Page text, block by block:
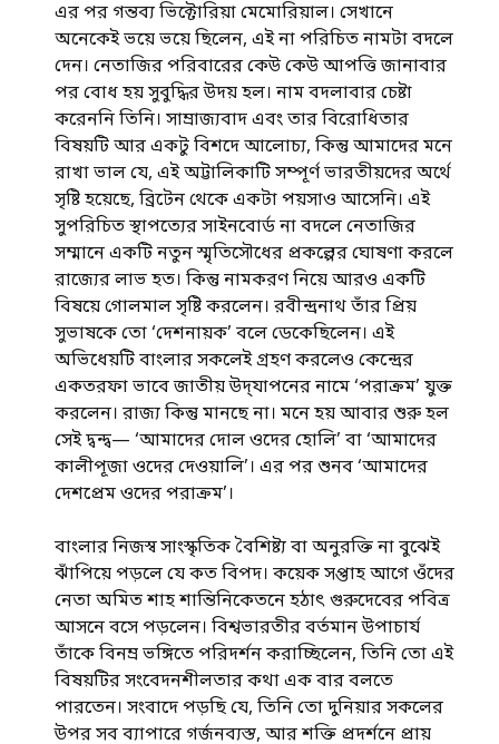
এর পর গন্তব্য ভিক্টোরিয়া মেমোরিয়াল। সেখানে
অনেকেই ভয়ে ভয়ে ছিলেন, এই না পরিচিত নামটা বদলে
দেন। নেতাজির পরিবারের কেউ কেউ আপত্তি জানাবার
পর বোধ হয় সুবুদ্ধির উদয় হল। নাম বদলাবার চেষ্টা
করেননি তিনি। সাম্রাজ্যবাদ এবং তার বিরোধিতার
বিষয়টি আর একটু বিশদে আলোচ্য, কিন্তু আমাদের মনে
রাখা ভাল যে, এই অট্টালিকাটি সম্পূর্ণ ভারতীয়দের অর্থে
সৃষ্টি হয়েছে, ব্রিটেন থেকে একটা পয়সাও আসেনি। এই
সুপরিচিত স্থাপত্যের সাইনবোর্ড না বদলে নেতাজির
সম্মানে একটি নতুন স্মৃতিসৌধের প্রকল্পের ঘোষণা করলে
রাজ্যের লাভ হত। কিন্তু নামকরণ নিয়ে আরও একটি
বিষয়ে গোলমাল সৃষ্টি করলেন। রবীন্দ্রনাথ তাঁর প্রিয়
সুভাষকে তো ‘দেশনায়ক’ বলে ডেকেছিলেন। এই
অভিধেয়টি বাংলার সকলেই গ্রহণ করলেও কেন্দ্রের
একতরফা ভাবে জাতীয় উদ্‌যাপনের নামে ‘পরাক্রম’ যুক্ত
করলেন। রাজ্য কিন্তু মানছে না। মনে হয় আবার শুরু হল
সেই দ্বন্দ্ব— ‘আমাদের দোল ওদের হোলি’ বা ‘আমাদের
কালীপূজা ওদের দেওয়ালি’। এর পর শুনব ‘আমাদের
দেশপ্রেম ওদের পরাক্রম’।
বাংলার নিজস্ব সাংস্কৃতিক বৈশিষ্ট্য বা অনুরক্তি না বুঝেই
ঝাঁপিয়ে পড়লে যে কত বিপদ। কয়েক সপ্তাহ আগে ওঁদের
নেতা অমিত শাহ শান্তিনিকেতনে হঠাৎ গুরুদেবের পবিত্র
আসনে বসে পড়লেন। বিশ্বভারতীর বর্তমান উপাচার্য
তাঁকে বিনম্র ভঙ্গিতে পরিদর্শন করাচ্ছিলেন, তিনি তো এই
বিষয়টির সংবেদনশীলতার কথা এক বার বলতে
পারতেন। সংবাদে পড়ছি যে, তিনি তো দুনিয়ার সকলের
উপর সব ব্যাপারে গর্জনব্যস্ত, আর শক্তি প্রদর্শনে প্রায়